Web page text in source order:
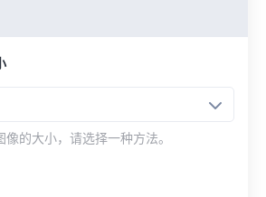
的大小，请选择一种方法。